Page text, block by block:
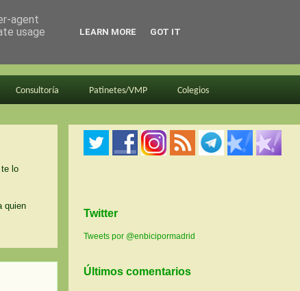
Consultoría Patinetes/VMP Colegios
lo
quien
Twitter
Tweets por @enbicipormadrid
Últimos comentarios
agent
usage
LEARN MORE GOT IT